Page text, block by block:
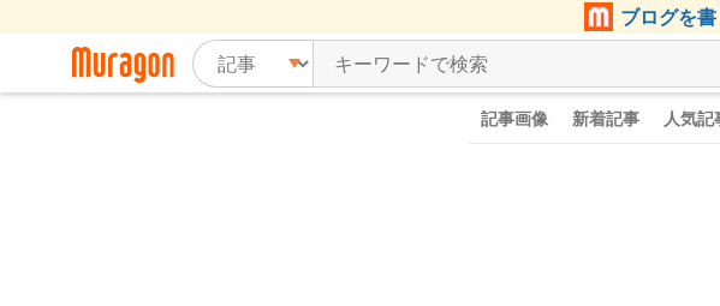
ブログを
記事画像 新着記事 人気記